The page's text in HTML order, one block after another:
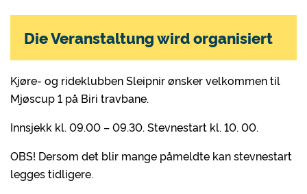
Kjøre- og rideklubben Sleipnir ønsker velkommen til
Mjøscup 1 på Biri travbane.
Innsjekk kl. 09.00 – 09.30. Stevnestart kl. 10. 00.
OBS! Dersom det blir mange påmeldte kan stevnestart
legges tidligere.
Die Veranstaltung wird organisiert